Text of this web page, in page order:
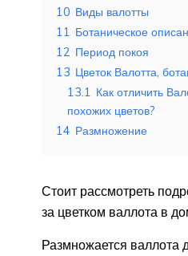
10 Виды валотты
11 Ботаническое
12 Период покоя
13 Цветок Валотта,
13.1 Как отличить
похожих цветов?
14 Размножение
Стоит рассмотреть
за цветком валлота в
Размножается валлота